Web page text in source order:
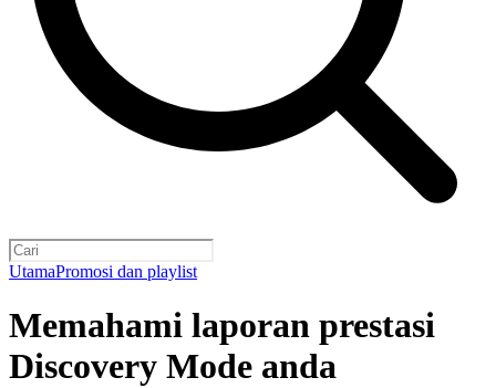
UtamaPromosi dan playlist
Memahami laporan prestasi
Discovery Mode anda